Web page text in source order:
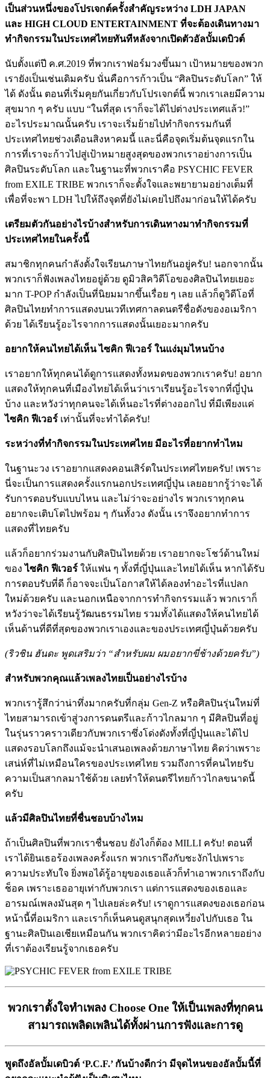
เป็นส่วนหนึ่งของโปรเจกต์ครั้งสำคัญระหว่าง LDH JAPAN
และ HIGH CLOUD ENTERTAINMENT ที่จะต้องเดินทางมา
ทำกิจกรรมในประเทศไทยทันทีหลังจากเปิดตัวอัลบั้มเดบิวต์
นับตั้งแต่ปี ค.ศ.2019 ที่พวกเราฟอร์มวงขึ้นมา เป้าหมายของพวก
เรายังเป็นเช่นเดิมครับ นั่นคือการก้าวเป็น “ศิลปินระดับโลก” ให้
ได้ ดังนั้น ตอนที่เริ่มคุยกันเกี่ยวกับโปรเจกต์นี้ พวกเราเลยมีความ
สุขมาก ๆ ครับ แบบ “ในที่สุด เราก็จะได้ไปต่างประเทศแล้ว!”
อะไรประมาณนั้นครับ เราจะเริ่มย้ายไปทำกิจกรรมกันที่
ประเทศไทยช่วงเดือนสิงหาคมนี้ และนี่คือจุดเริ่มต้นจุดแรกใน
การที่เราจะก้าวไปสู่เป้าหมายสูงสุดของพวกเราอย่างการเป็น
ศิลปินระดับโลก และในฐานะที่พวกเราคือ PSYCHIC FEVER
from EXILE TRIBE พวกเราก็จะตั้งใจและพยายามอย่างเต็มที่
เพื่อที่จะพา LDH ไปให้ถึงจุดที่ยังไม่เคยไปถึงมาก่อนให้ได้ครับ
เตรียมตัวกันอย่างไรบ้างสำหรับการเดินทางมาทำกิจกรรมที่
ประเทศไทยในครั้งนี้
สมาชิกทุกคนกำลังตั้งใจเรียนภาษาไทยกันอยู่ครับ! นอกจากนั้น
พวกเราก็ฟังเพลงไทยอยู่ด้วย ดูมิวสิควิดีโอของศิลปินไทยเยอะ
มาก T-POP กำลังเป็นที่นิยมมากขึ้นเรื่อย ๆ เลย แล้วก็ดูวิดีโอที่
ศิลปินไทยทำการแสดงบนเวทีเทศกาลดนตรีชื่อดังของอเมริกา
ด้วย ได้เรียนรู้อะไรจากการแสดงนั้นเยอะมากครับ
อยากให้คนไทยได้เห็น ไซคิก ฟีเวอร์ ในแง่มุมไหนบ้าง
เราอยากให้ทุกคนได้ดูการแสดงทั้งหมดของพวกเราครับ! อยาก
แสดงให้ทุกคนที่เมืองไทยได้เห็นว่าเราเรียนรู้อะไรจากที่ญี่ปุ่น
บ้าง และหวังว่าทุกคนจะได้เห็นอะไรที่ต่างออกไป ที่มีเพียงแค่
ไซคิก ฟีเวอร์ เท่านั้นที่จะทำได้ครับ!
ระหว่างที่ทำกิจกรรมในประเทศไทย มีอะไรที่อยากทำไหม
ในฐานะวง เราอยากแสดงคอนเสิร์ตในประเทศไทยครับ! เพราะ
นี่จะเป็นการแสดงครั้งแรกนอกประเทศญี่ปุ่น เลยอยากรู้ว่าจะได้
รับการตอบรับแบบไหน และไม่ว่าจะอย่างไร พวกเราทุกคน
อยากจะเติบโตไปพร้อม ๆ กันทั้งวง ดังนั้น เราจึงอยากทำการ
แสดงที่ไทยครับ
แล้วก็อยากร่วมงานกับศิลปินไทยด้วย เราอยากจะโชว์ด้านใหม่
ของไซคิก ฟีเวอร์ ให้แฟน ๆ ทั้งที่ญี่ปุ่นและไทยได้เห็น หากได้รับ
การตอบรับที่ดี ก็อาจจะเป็นโอกาสให้ได้ลองทำอะไรที่แปลก
ใหม่ด้วยครับ และนอกเหนือจากการทำกิจกรรมแล้ว พวกเราก็
หวังว่าจะได้เรียนรู้วัฒนธรรมไทย รวมทั้งได้แสดงให้คนไทยได้
เห็นด้านที่ดีที่สุดของพวกเราเองและของประเทศญี่ปุ่นด้วยครับ
(ริวชิน ฮันดะ พูดเสริมว่า “สำหรับผม ผมอยากขี่ช้างด้วยครับ”)
สำหรับพวกคุณแล้วเพลงไทยเป็นอย่างไรบ้าง
พวกเรารู้สึกว่าน่าทึ่งมากครับที่กลุ่ม Gen-Z หรือศิลปินรุ่นใหม่ที่
ไทยสามารถเข้าสู่วงการดนตรีและก้าวไกลมาก ๆ มีศิลปินที่อยู่
ในรุ่นราวคราวเดียวกับพวกเราซึ่งโด่งดังทั้งที่ญี่ปุ่นและได้ไป
แสดงรอบโลกถึงแม้จะนำเสนอเพลงด้วยภาษาไทย คิดว่าเพราะ
เสน่ห์ที่ไม่เหมือนใครของประเทศไทย รวมถึงการที่คนไทยรับ
ความเป็นสากลมาใช้ด้วย เลยทำให้ดนตรีไทยก้าวไกลขนาดนี้
ครับ
แล้วมีศิลปินไทยที่ชื่นชอบบ้างไหม
ถ้าเป็นศิลปินที่พวกเราชื่นชอบ ยังไงก็ต้อง MILLI ครับ! ตอนที่
เราได้ยินเธอร้องเพลงครั้งแรก พวกเราถึงกับชะงักไปเพราะ
ความประทับใจ ยิ่งพอได้รู้อายุของเธอแล้วก็ทำเอาพวกเราถึงกับ
ช็อค เพราะเธออายุเท่ากับพวกเรา แต่การแสดงของเธอและ
อารมณ์เพลงมันสุด ๆ ไปเลยล่ะครับ! เราดูการแสดงของเธอก่อน
หน้านี้ที่อเมริกา และเราก็เห็นคนดูสนุกสุดเหวี่ยงไปกับเธอ ใน
ฐานะศิลปินเอเชียเหมือนกัน พวกเราคิดว่ามีอะไรอีกหลายอย่าง
ที่เราต้องเรียนรู้จากเธอครับ
พวกเราตั้งใจทำเพลง Choose One ให้เป็นเพลงที่ทุกคน
สามารถเพลิดเพลินได้ทั้งผ่านการฟังและการดู
พูดถึงอัลบั้มเดบิวต์ ‘P.C.F.’ กันบ้างดีกว่า มีจุดไหนของอัลบั้มนี้ที่